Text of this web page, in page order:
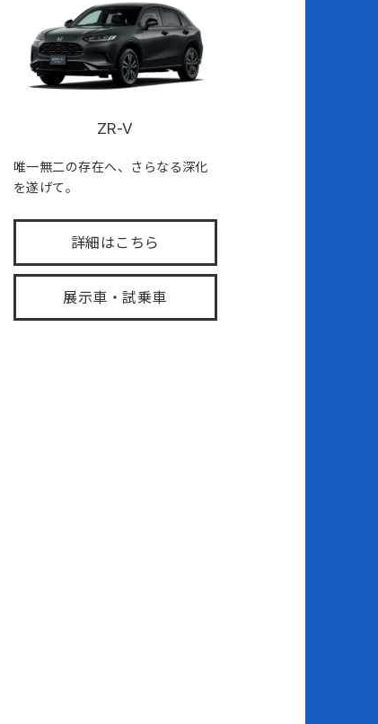
ZR-V
唯一無二の存在へ、さらなる深化
を遂げて。
詳細はこちら
展示車・試乗車